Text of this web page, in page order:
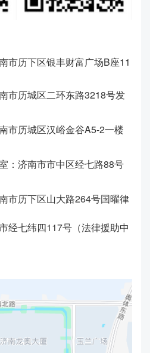
市历下区银丰财富广场B座11
市历城区二环东路3218号发
市历城区汉峪金谷A5-2一楼
：济南市市中区经七路88号
市历下区山大路264号国曜律
经七纬四117号（法律援助中